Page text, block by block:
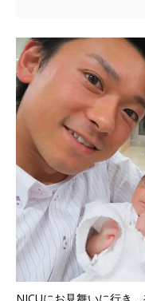
NICUにお見舞いに行き